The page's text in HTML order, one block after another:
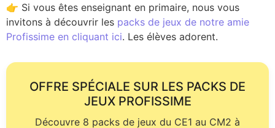
👉 Si vous êtes enseignant en primaire, nous vous
invitons à découvrir les packs de jeux de notre amie
Profissime en cliquant ici. Les élèves adorent.
OFFRE SPÉCIALE SUR LES PACKS DE
JEUX PROFISSIME
Découvre 8 packs de jeux du CE1 au CM2 à